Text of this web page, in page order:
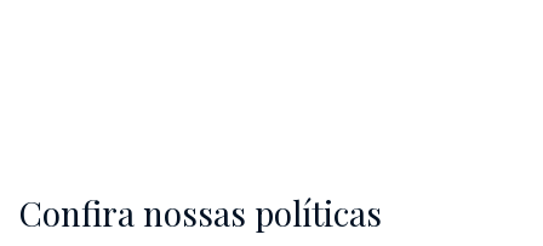
Confira nossas políticas